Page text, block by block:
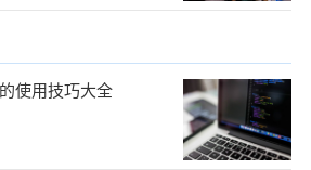
使用技巧大全